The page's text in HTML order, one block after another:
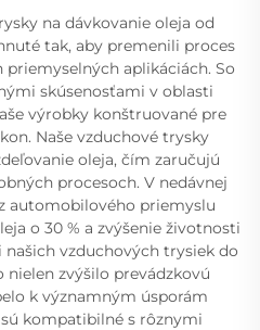
na dávkovanie oleja od
tak, aby premenili proces
aplikáciách. So
skúsenosťami v oblasti
výrobky konštruované pre
Naše vzduchové trysky
oleja, čím zaručujú
procesoch. V nedávnej
automobilového priemyslu
o 30 % a zvýšenie životnosti
vzduchových trysiek do
nielen zvýšilo prevádzkovú
k významným úsporám
kompatibilné s rôznymi